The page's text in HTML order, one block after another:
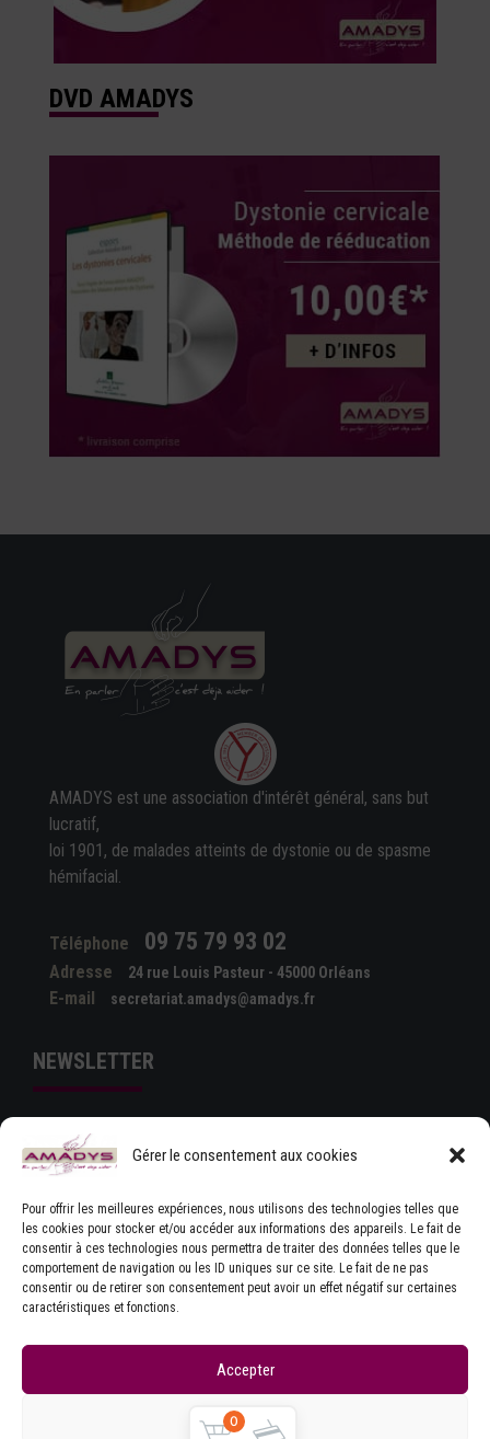
Gérer le consentement aux cookies
Pour offrir les meilleures expériences, nous utilisons des technologies telles que
les cookies pour stocker et/ou accéder aux informations des appareils. Le fait de
consentir à ces technologies nous permettra de traiter des données telles que le
comportement de navigation ou les ID uniques sur ce site. Le fait de ne pas
consentir ou de retirer son consentement peut avoir un effet négatif sur certaines
caractéristiques et fonctions.
Accepter
Refuser
DVD AMADYS
AMADYS est une association d'intérêt général, sans but
lucratif,
loi 1901, de malades atteints de dystonie ou de spasme
hémifacial.
Téléphone 09 75 79 93 02
Adresse 24 rue Louis Pasteur - 45000 Orléans
E-mail secretariat.amadys@amadys.fr
NEWSLETTER
J'ACCEPTE LES CONDITIONS GÉNÉRALES
D'UTILISATION
Mentions légales
0